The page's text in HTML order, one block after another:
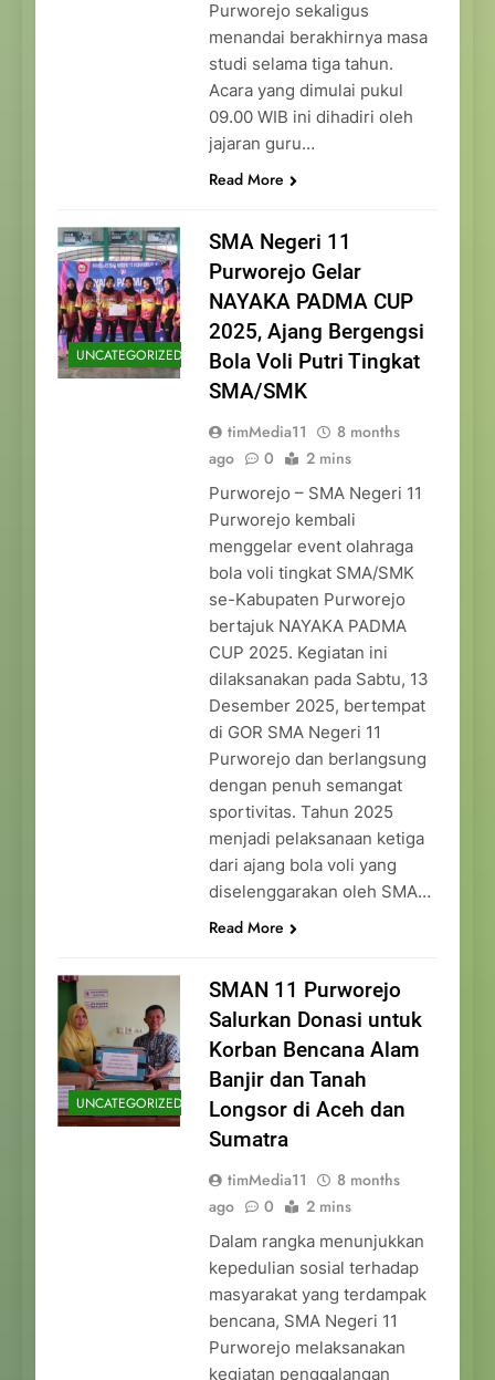
Purworejo sekaligus
menandai berakhirnya masa
studi selama tiga tahun.
Acara yang dimulai pukul
09.00 WIB ini dihadiri oleh
jajaran guru…
Read More
UNCATEGORIZED
SMA Negeri 11
Purworejo Gelar
NAYAKA PADMA CUP
2025, Ajang Bergengsi
Bola Voli Putri Tingkat
SMA/SMK
timMedia11
8 months
ago
0 2 mins
Purworejo – SMA Negeri 11
Purworejo kembali
menggelar event olahraga
bola voli tingkat SMA/SMK
se-Kabupaten Purworejo
bertajuk NAYAKA PADMA
CUP 2025. Kegiatan ini
dilaksanakan pada Sabtu, 13
Desember 2025, bertempat
di GOR SMA Negeri 11
Purworejo dan berlangsung
dengan penuh semangat
sportivitas. Tahun 2025
menjadi pelaksanaan ketiga
dari ajang bola voli yang
diselenggarakan oleh SMA…
Read More
UNCATEGORIZED
SMAN 11 Purworejo
Salurkan Donasi untuk
Korban Bencana Alam
Banjir dan Tanah
Longsor di Aceh dan
Sumatra
timMedia11
8 months
ago
0 2 mins
Dalam rangka menunjukkan
kepedulian sosial terhadap
masyarakat yang terdampak
bencana, SMA Negeri 11
Purworejo melaksanakan
kegiatan penggalangan